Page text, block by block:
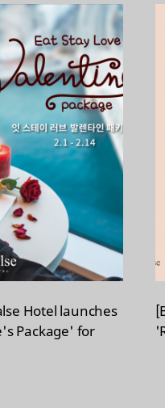
Hotel launches
Package' for